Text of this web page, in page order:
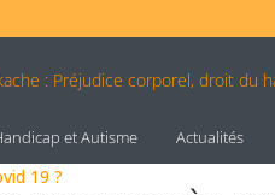
et Autisme Actualités